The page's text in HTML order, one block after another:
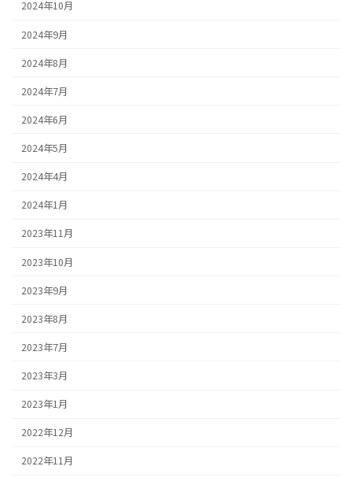
2024年10月
2024年9月
2024年8月
2024年7月
2024年6月
2024年5月
2024年4月
2024年1月
2023年11月
2023年10月
2023年9月
2023年8月
2023年7月
2023年3月
2023年1月
2022年12月
2022年11月